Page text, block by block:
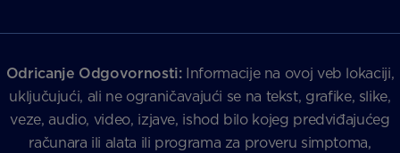
Odricanje Odgovornosti:Informacije na ovoj veb lokaciji,
uključujući, ali ne ograničavajući se na tekst, grafike, slike,
veze, audio, video, izjave, ishod bilo kojeg predviđajućeg
računara ili alata ili programa za proveru simptoma,